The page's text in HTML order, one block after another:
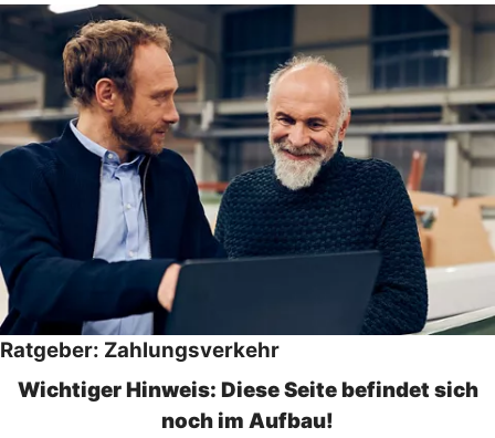
Ratgeber: Zahlungsverkehr
Wichtiger Hinweis: Diese Seite befindet sich
noch im Aufbau!